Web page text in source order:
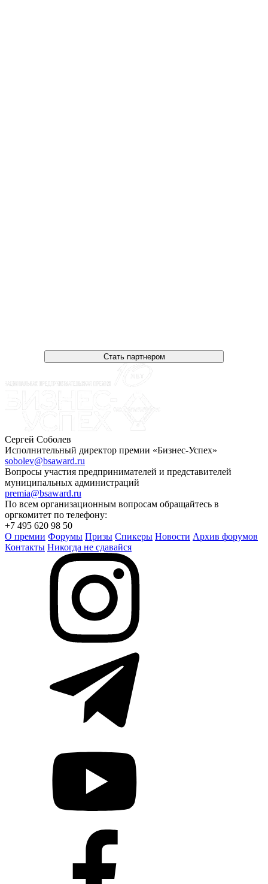
Стать партнером
Сергей Соболев
Исполнительный директор премии «Бизнес-Успех»
sobolev@bsaward.ru
Вопросы участия предпринимателей и представителей
муниципальных администраций
premia@bsaward.ru
По всем организационным вопросам обращайтесь в
оргкомитет по телефону:
+7 495 620 98 50
О премии Форумы Призы Спикеры Новости Архив форумов
Контакты Никогда не сдавайся